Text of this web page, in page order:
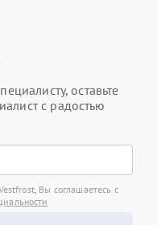
оставьте
с радостью
Вы соглашаетесь с